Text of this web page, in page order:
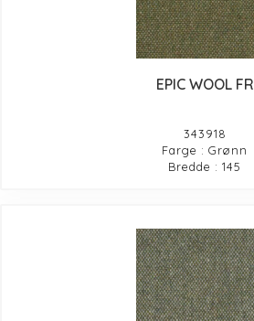
EPIC WOOL FR
343918
Farge : Grønn
Bredde : 145